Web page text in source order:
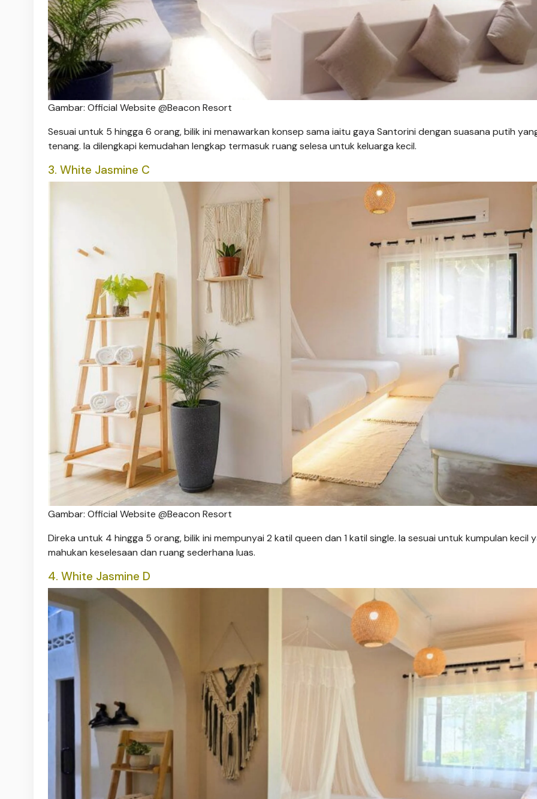
Gambar: Official Website @Beacon Resort
Sesuai untuk 5 hingga 6 orang, bilik ini menawarkan konsep sama iaitu gaya Santorini dengan suasana putih
tenang. Ia dilengkapi kemudahan lengkap termasuk ruang selesa untuk keluarga kecil.
3. White Jasmine C
Gambar: Official Website @Beacon Resort
Direka untuk 4 hingga 5 orang, bilik ini mempunyai 2 katil queen dan 1 katil single. Ia sesuai untuk kumpulan kecil
mahukan keselesaan dan ruang sederhana luas.
4. White Jasmine D